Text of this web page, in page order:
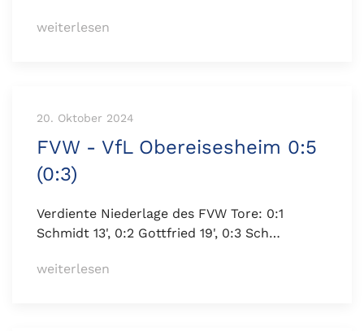
weiterlesen
20. Oktober 2024
FVW - VfL Obereisesheim 0:5
(0:3)
Verdiente Niederlage des FVW Tore: 0:1
Schmidt 13', 0:2 Gottfried 19', 0:3 Sch…
weiterlesen